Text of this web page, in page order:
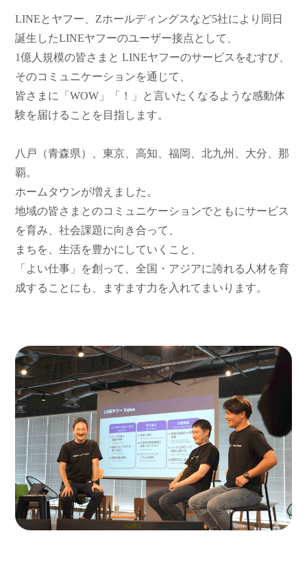
LINEとヤフー、Zホールディングスなど5社により同日
誕生したLINEヤフーのユーザー接点として、
1億人規模の皆さまと LINEヤフーのサービスをむすび、
そのコミュニケーションを通じて、
皆さまに「WOW」「！」と言いたくなるような感動体
験を届けることを目指します。
八戸（青森県）、東京、高知、福岡、北九州、大分、那
覇。
ホームタウンが増えました。
地域の皆さまとのコミュニケーションでともにサービス
を育み、社会課題に向き合って、
まちを、生活を豊かにしていくこと、
「よい仕事」を創って、全国・アジアに誇れる人材を育
成することにも、ますます力を入れてまいります。